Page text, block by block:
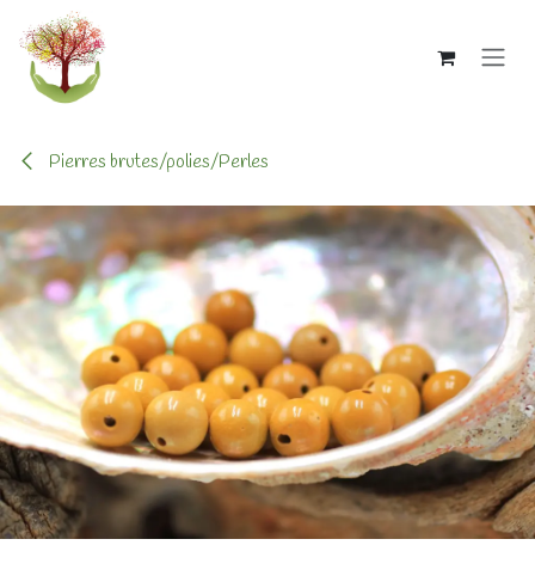
Se rendre au contenu
Pierres brutes/polies/Perles